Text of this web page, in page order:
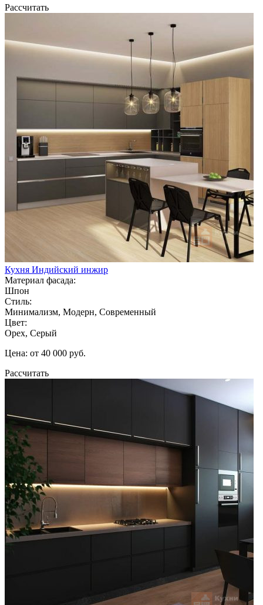
Рассчитать
Кухня Индийский инжир
Материал фасада:
Шпон
Стиль:
Минимализм, Модерн, Современный
Цвет:
Орех, Серый
Цена: от 40 000 руб.
Рассчитать